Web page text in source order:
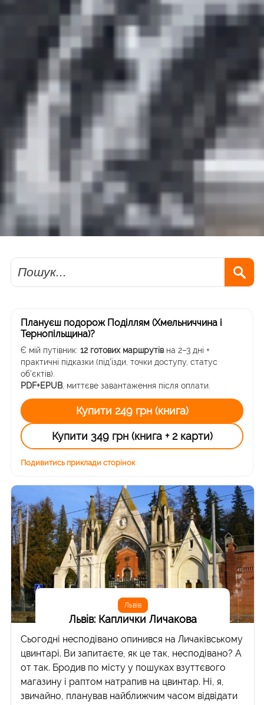
Пошук
Плануєш подорож Поділлям (Хмельниччина і
Тернопільщина)?
Є мій путівник: 12 готових маршрутівна 2–3 дні +
практичні підказки (під’їзди, точки доступу, статус
об’єктів).
PDF+EPUB, миттєве завантаження після оплати.
Купити 249 грн (книга)
Купити 349 грн (книга + 2 карти)
Подивитись приклади сторінок
Львів
Львів: Каплички Личакова
Сьогодні несподівано опинився на Личаківському
цвинтарі. Ви запитаєте, як це так, несподівано? А
от так. Бродив по місту у пошуках взуттєвого
магазину і раптом натрапив на цвинтар. Ні, я,
звичайно, планував найближчим часом відвідати